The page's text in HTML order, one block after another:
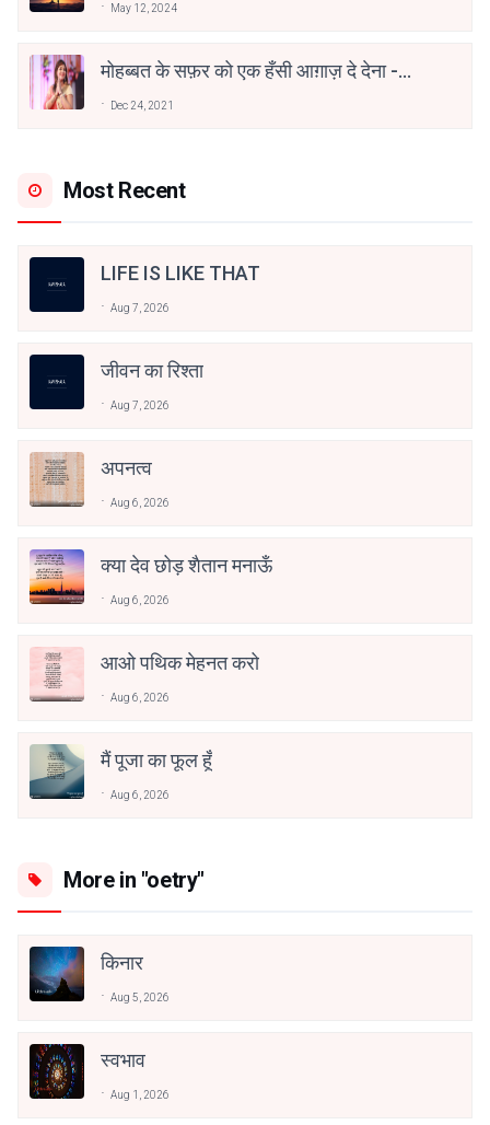
May 12, 2024
मोहब्बत के सफ़र को एक हँसी आग़ाज़ दे देना -
Dec 24, 2021
Most Recent
LIFE IS LIKE THAT
Aug 7, 2026
जीवन का रिश्ता
Aug 7, 2026
अपनत्व
Aug 6, 2026
क्या देव छोड़ शैतान मनाऊँ
Aug 6, 2026
आओ पथिक मेहनत करो
Aug 6, 2026
मैं पूजा का फूल हूँ
Aug 6, 2026
More in "oetry"
किनार
Aug 5, 2026
स्वभाव
Aug 1, 2026